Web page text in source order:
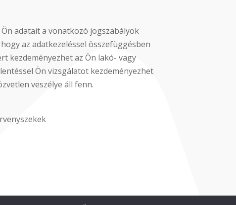
adatait a vonatkozó jogszabályok
az adatkezeléssel összefüggésben
kezdeményezhet az Ön lakó- vagy
Ön vizsgálatot kezdeményezhet
veszélye áll fenn.